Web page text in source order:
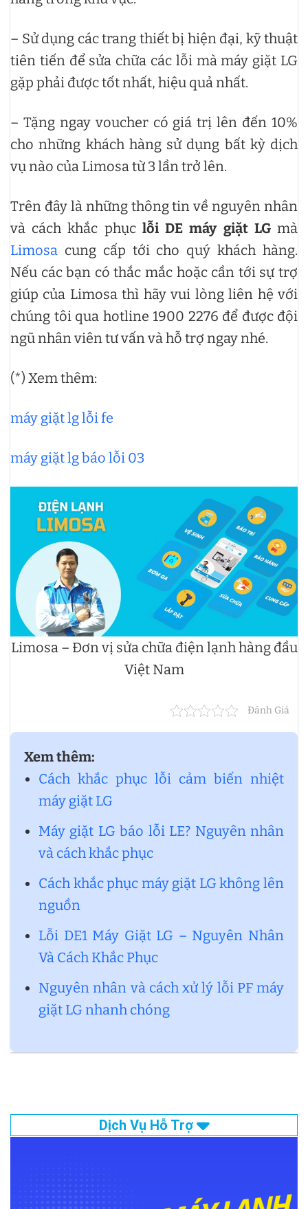
– Sử dụng các trang thiết bị hiện đại, kỹ thuật
tiên tiến để sửa chữa các lỗi mà máy giặt LG
gặp phải được tốt nhất, hiệu quả nhất.
– Tặng ngay voucher có giá trị lên đến 10%
cho những khách hàng sử dụng bất kỳ dịch
vụ nào của Limosa từ 3 lần trở lên.
Trên đây là những thông tin về nguyên nhân
và cách khắc phục lỗi DE máy giặt LGmà
Limosa cung cấp tới cho quý khách hàng.
Nếu các bạn có thắc mắc hoặc cần tới sự trợ
giúp của Limosa thì hãy vui lòng liên hệ với
chúng tôi qua hotline 1900 2276 để được đội
ngũ nhân viên tư vấn và hỗ trợ ngay nhé.
(*) Xem thêm:
máy giặt lg lỗi fe
máy giặt lg báo lỗi 03
Limosa – Đơn vị sửa chữa điện lạnh hàng đầu
Việt Nam
Đánh Giá
Xem thêm:
Cách khắc phục lỗi cảm biến nhiệt
máy giặt LG
Máy giặt LG báo lỗi LE? Nguyên nhân
và cách khắc phục
Cách khắc phục máy giặt LG không lên
nguồn
Lỗi DE1 Máy Giặt LG – Nguyên Nhân
Và Cách Khắc Phục
Nguyên nhân và cách xử lý lỗi PF máy
giặt LG nhanh chóng
Dịch Vụ Hỗ Trợ